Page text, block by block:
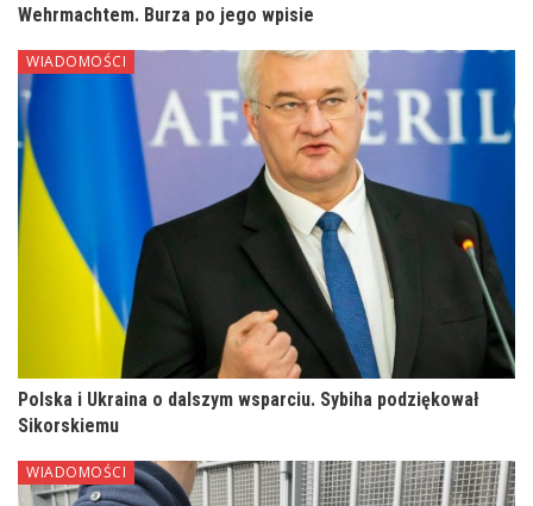
Wehrmachtem. Burza po jego wpisie
WIADOMOŚCI
Polska i Ukraina o dalszym wsparciu. Sybiha podziękował
Sikorskiemu
WIADOMOŚCI